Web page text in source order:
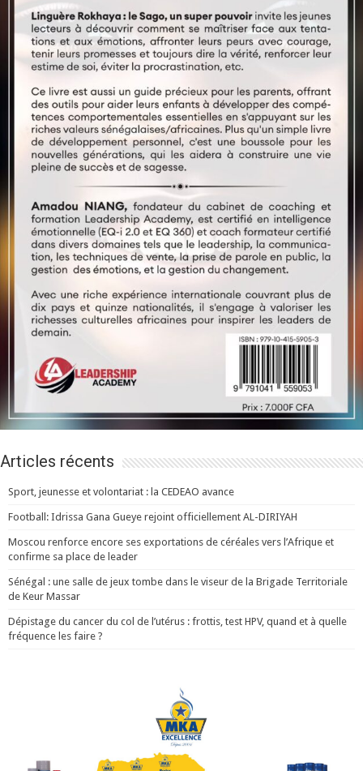
Articles récents
Sport, jeunesse et volontariat : la CEDEAO avance
Football: Idrissa Gana Gueye rejoint officiellement AL-DIRIYAH
Moscou renforce encore ses exportations de céréales vers l’Afrique et
confirme sa place de leader
Sénégal : une salle de jeux tombe dans le viseur de la Brigade Territoriale
de Keur Massar
Dépistage du cancer du col de l’utérus : frottis, test HPV, quand et à quelle
fréquence les faire ?